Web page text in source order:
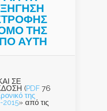
ΤΗΣ
ΑΥΤΗ
ΣΕ
(PDF 76
της
2015» από τις